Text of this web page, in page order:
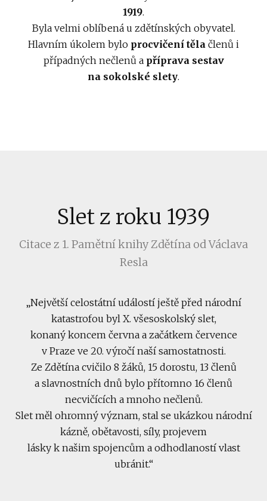
1919.
Byla velmi oblíbená u zdětínských obyvatel.
Hlavním úkolem bylo procvičení těla členů i
případných nečlenů a příprava sestav
na sokolské slety.
Slet z roku 1939
Citace z 1. Pamětní knihy Zdětína od Václava
Resla
„Největší celostátní událostí ještě před národní
katastrofou byl X. všesoskolský slet,
konaný koncem června a začátkem července
v Praze ve 20. výročí naší samostatnosti.
Ze Zdětína cvičilo 8 žáků, 15 dorostu, 13 členů
a slavnostních dnů bylo přítomno 16 členů
necvičících a mnoho nečlenů.
Slet měl ohromný význam, stal se ukázkou národní
kázně, obětavosti, síly, projevem
lásky k našim spojencům a odhodlaností vlast
ubránit.“